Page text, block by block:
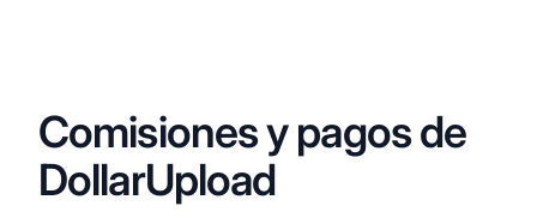
Comisiones y pagos de
DollarUpload